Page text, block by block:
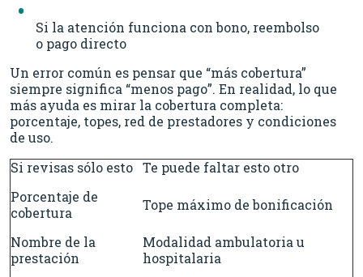
Si la atención funciona con bono, reembolso
o pago directo
Un error común es pensar que “más cobertura”
siempre significa “menos pago”. En realidad, lo que
más ayuda es mirar la cobertura completa:
porcentaje, topes, red de prestadores y condiciones
de uso.
Si revisas sólo esto Te puede faltar esto otro
Porcentaje de
cobertura
Tope máximo de bonificación
Nombre de la
prestación
Modalidad ambulatoria u
hospitalaria